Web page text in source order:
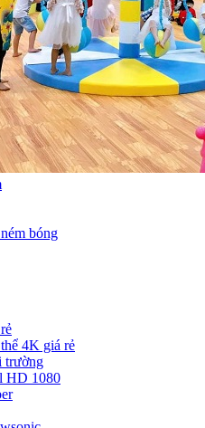
bóng
4K giá rẻ
trường
HD 1080